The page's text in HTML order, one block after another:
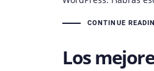
CONTINUE
Los